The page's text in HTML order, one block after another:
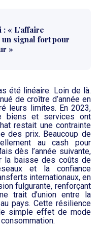
« L’affaire
signal fort pour
»
été linéaire. Loin de là.
de croître d’année en
leurs limites. En 2023,
biens et services ont
restait une contrainte
des prix. Beaucoup de
au cash pour
dès l’année suivante,
la baisse des coûts de
et la confiance
internationaux, en
fulgurante, renforçant
trait d’union entre la
pays. Cette résilience
simple effet de mode